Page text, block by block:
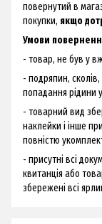
повернутий в
покупки, якщо
Умови
- товар, не був у
- подряпин, сколів,
попадання рідини
- товарний вид
наклейки і інше
повністю
- присутні всі
квитанція або
збережені всі